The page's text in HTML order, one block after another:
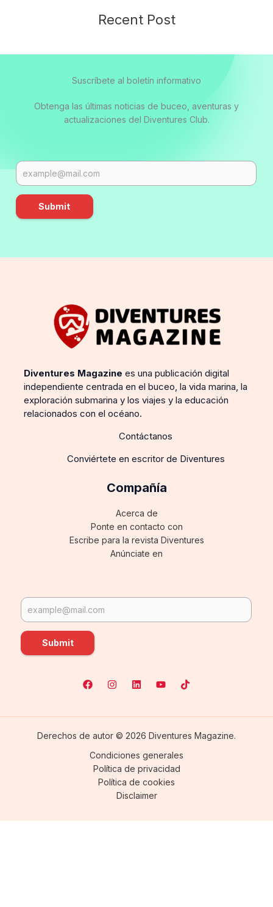
Recent Post
Suscríbete al boletín informativo
Obtenga las últimas noticias de buceo, aventuras y
actualizaciones del Diventures Club.
Submit
Diventures Magazine es una publicación digital
independiente centrada en el buceo, la vida marina, la
exploración submarina y los viajes y la educación
relacionados con el océano.
Contáctanos
Conviértete en escritor de Diventures
Compañía
Acerca de
Ponte en contacto con
Escribe para la revista Diventures
Anúnciate en
Submit
Derechos de autor © 2026 Diventures Magazine.
Condiciones generales
Política de privacidad
Política de cookies
Disclaimer